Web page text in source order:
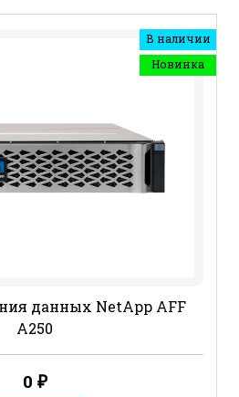
В наличии
Новинка
данных NetApp AFF
A250
0 ₽